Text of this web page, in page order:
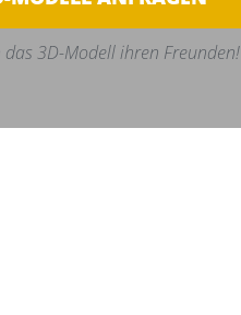
3D-Modell ihren Freunden!